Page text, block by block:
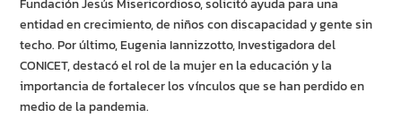
Fundación Jesús Misericordioso, solicitó ayuda para una
entidad en crecimiento, de niños con discapacidad y gente sin
techo. Por último, Eugenia Iannizzotto, Investigadora del
CONICET, destacó el rol de la mujer en la educación y la
importancia de fortalecer los vínculos que se han perdido en
medio de la pandemia.